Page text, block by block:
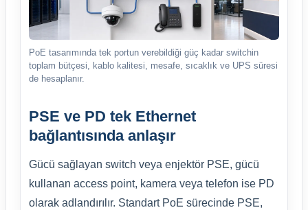
PoE tasarımında tek portun verebildiği güç kadar switchin
toplam bütçesi, kablo kalitesi, mesafe, sıcaklık ve UPS süresi
de hesaplanır.
PSE ve PD tek Ethernet
bağlantısında anlaşır
Gücü sağlayan switch veya enjektör PSE, gücü
kullanan access point, kamera veya telefon ise PD
olarak adlandırılır. Standart PoE sürecinde PSE,